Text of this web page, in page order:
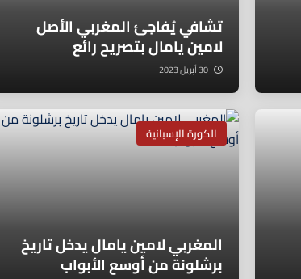
تشافي يُفاجئ المغربي الأصل
لامين يامال بتصريح رائع
الكورة الإسبانية
المغربي لامين يامال يدخل تاريخ
برشلونة من أوسع الأبواب